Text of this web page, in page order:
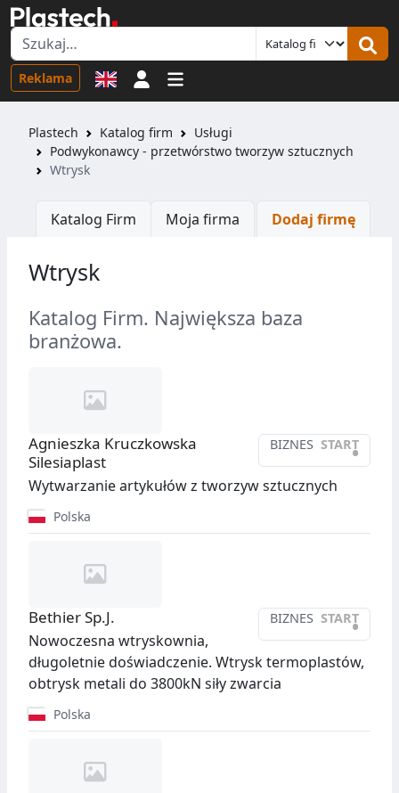
Reklama Logowanie
Plastech Katalog firm
Usługi
Podwykonawcy - przetwórstwo tworzyw sztucznych
Wtrysk
Katalog Firm Moja firma Dodaj firmę
Wtrysk
Katalog Firm. Największa baza
branżowa.
BIZNES START
•
Agnieszka Kruczkowska
Silesiaplast
Wytwarzanie artykułów z tworzyw sztucznych
Polska
BIZNES START
•
Bethier Sp.J.
Nowoczesna wtryskownia,
długoletnie doświadczenie. Wtrysk termoplastów,
obtrysk metali do 3800kN siły zwarcia
Polska